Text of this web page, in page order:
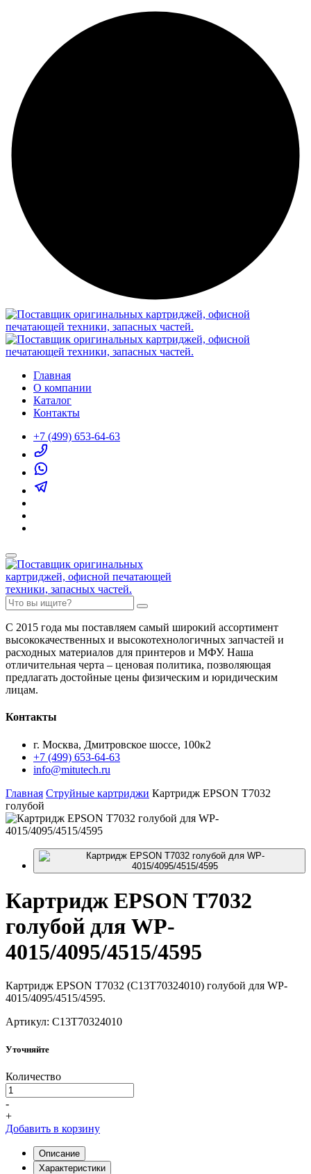
Главная
О компании
Каталог
Контакты
+7 (499) 653-64-63
С 2015 года мы поставляем самый широкий ассортимент
высококачественных и высокотехнологичных запчастей и
расходных материалов для принтеров и МФУ. Наша
отличительная черта – ценовая политика, позволяющая
предлагать достойные цены физическим и юридическим
лицам.
Контакты
г. Москва, Дмитровское шоссе, 100к2
+7 (499) 653-64-63
info@mitutech.ru
Главная Струйные картриджи Картридж EPSON T7032
голубой
Картридж EPSON T7032
голубой для WP-
4015/4095/4515/4595
Картридж EPSON T7032 (C13T70324010) голубой для WP-
4015/4095/4515/4595.
Артикул: C13T70324010
Уточняйте
Количество
-
+
Добавить в корзину
Описание
Характеристики